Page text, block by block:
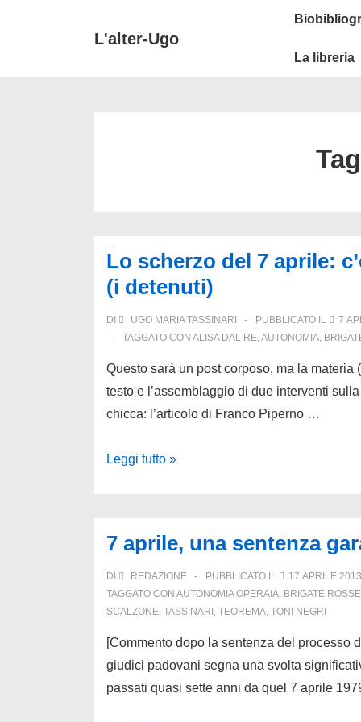
L'alter-Ugo
Menu
La libreria
Lo scherzo del 7 aprile:
(i detenuti)
DI UGO MARIA TASSINARI PUBBLICATO IL 7
TAGGATO CON ALISA DAL RE,AUTONOMIA,
Questo sarà un post corposo, ma la materia
testo e l’assemblaggio di due interventi
chicca: l’articolo di Franco Piperno …
Lo
aprile:
c’è
chi
vince
(Calogero)
e
chi
Leggi tutto »
7 aprile, una sentenza
DI REDAZIONE PUBBLICATO IL 17 APRILE 2013
TAGGATO CON AUTONOMIA OPERAIA, BRIGATE ROSSE
SCALZONE, TASSINARI , TEOREMA, TONI NEGRI
[Commento dopo la sentenza del processo
giudici padovani segna una svolta
passati quasi sette anni da quel 7 aprile